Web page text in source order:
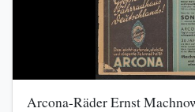
Arcona-Räder Ernst